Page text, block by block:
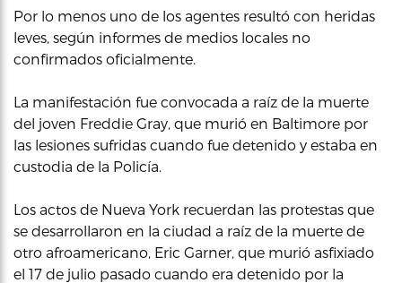
Por lo menos uno de los agentes resultó con heridas
leves, según informes de medios locales no
confirmados oficialmente.
La manifestación fue convocada a raíz de la muerte
del joven Freddie Gray, que murió en Baltimore por
las lesiones sufridas cuando fue detenido y estaba en
custodia de la Policía.
Los actos de Nueva York recuerdan las protestas que
se desarrollaron en la ciudad a raíz de la muerte de
otro afroamericano, Eric Garner, que murió asfixiado
el 17 de julio pasado cuando era detenido por la